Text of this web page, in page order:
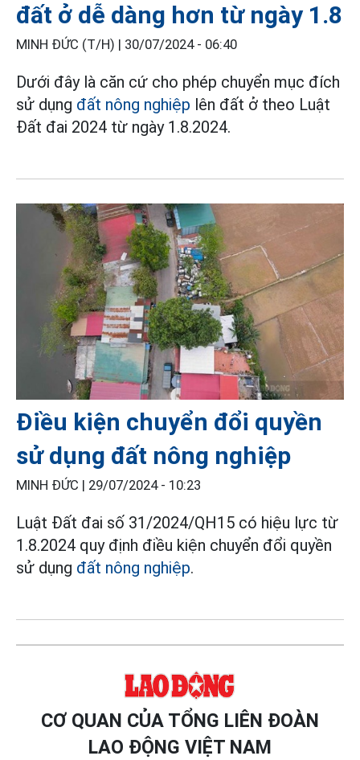
đất ở dễ dàng hơn từ ngày 1.8
MINH ĐỨC (T/H) | 30/07/2024 - 06:40
Dưới đây là căn cứ cho phép chuyển mục đích
sử dụng đất nông nghiệp lên đất ở theo Luật
Đất đai 2024 từ ngày 1.8.2024.
Điều kiện chuyển đổi quyền
sử dụng đất nông nghiệp
MINH ĐỨC | 29/07/2024 - 10:23
Luật Đất đai số 31/2024/QH15 có hiệu lực từ
1.8.2024 quy định điều kiện chuyển đổi quyền
sử dụng đất nông nghiệp.
CƠ QUAN CỦA TỔNG LIÊN ĐOÀN
LAO ĐỘNG VIỆT NAM